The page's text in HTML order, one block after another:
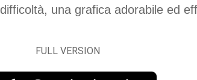
una grafica adorabile ed
FULL VERSION